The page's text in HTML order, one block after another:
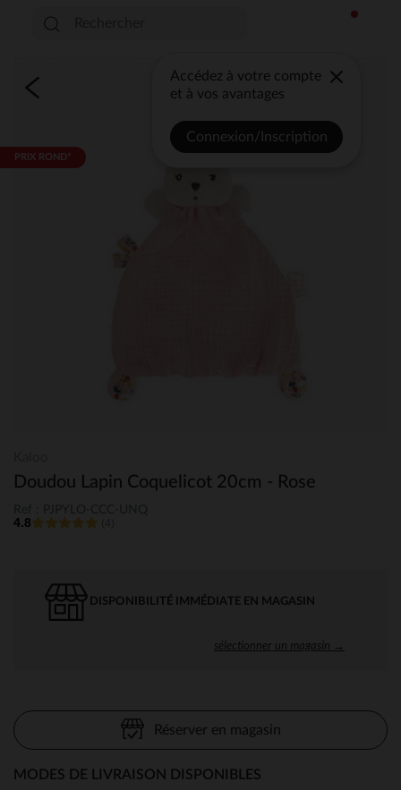
Accédez à votre compte
et à vos avantages
Connexion/Inscription
PRIX ROND*
Doudou Lapin Coquelicot 20cm - Rose
4.8
DISPONIBILITÉ IMMÉDIATE EN MAGASIN
sélectionner un magasin →
Réserver en magasin
MODES DE LIVRAISON DISPONIBLES